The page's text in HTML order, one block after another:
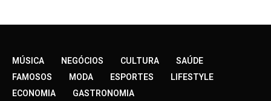
MÚSICA NEGÓCIOS CULTURA
SAÚDE
FAMOSOS
MODA ESPORTES
LIFESTYLE
ECONOMIA
GASTRONOMIA